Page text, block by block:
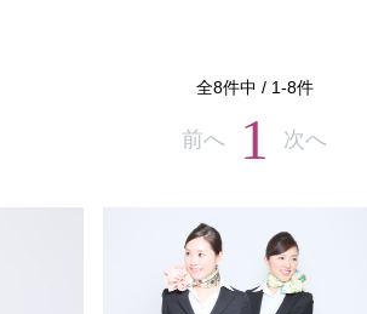
全8件中 / 1-8件
前へ 1 次へ